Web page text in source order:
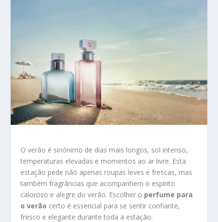
O verão é sinónimo de dias mais longos, sol intenso,
temperaturas elevadas e momentos ao ar livre. Esta
estação pede não apenas roupas leves e frescas, mas
também fragrâncias que acompanhem o espírito
caloroso e alegre do verão. Escolher o perfume para
o verão certo é essencial para se sentir confiante,
fresco e elegante durante toda a estação.